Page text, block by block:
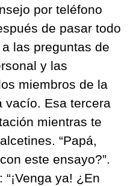
por teléfono
de pasar todo
las preguntas de
y las
miembros de la
vacío. Esa tercera
mientras te
“Papá,
este ensayo?”.
ya! ¿En